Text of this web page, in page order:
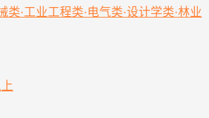
类·工业工程类·电气类·设计学类·林业